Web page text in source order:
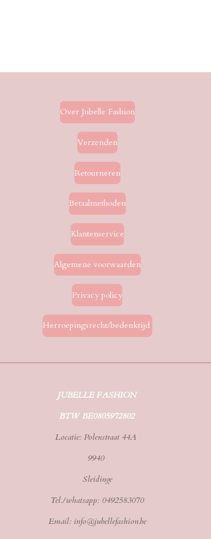
Over Jubelle Fashion
Verzenden
Retourneren
Betaalmethoden
Klantenservice
Algemene voorwaarden
Privacy policy
Herroepingsrecht/bedenktijd
JUBELLE FASHION
BTW BE0805972802
Locatie: Polenstraat 44A
9940
Sleidinge
Tel./whatsapp: 0492583070
Email: info@jubellefashion.be